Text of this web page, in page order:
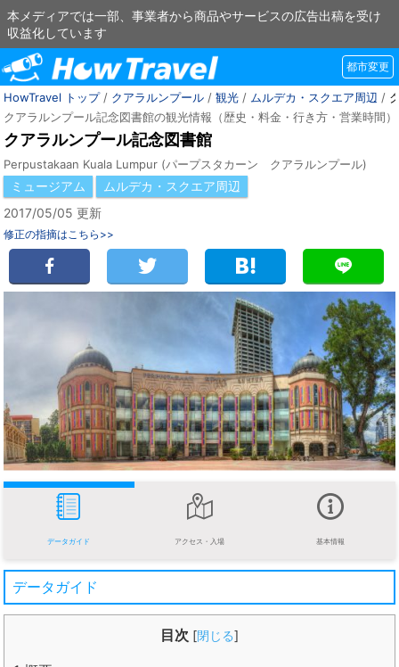
本メディアでは一部、事業者から商品やサービスの広告出稿を受け
収益化しています
都市変更
HowTravel トップ/ クアラルンプール / 観光 / ムルデカ・スクエア周辺 /
クアラルンプール記念図書館の観光情報（歴史・料金・行き方・営業時間）
クアラルンプール記念図書館
Perpustakaan Kuala Lumpur (パープスタカーン クアラルンプール)
ミュージアム
ムルデカ・スクエア周辺
2017/05/05 更新
修正の指摘はこちら>>
データガイド アクセス・入場 基本情報
データガイド
目次 [閉じる]